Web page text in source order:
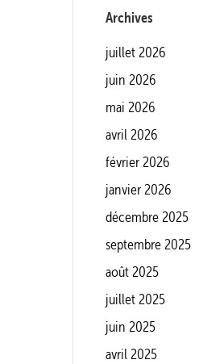
Archives
juillet 2026
juin 2026
mai 2026
avril 2026
février 2026
janvier 2026
décembre 2025
septembre 2025
août 2025
juillet 2025
juin 2025
avril 2025